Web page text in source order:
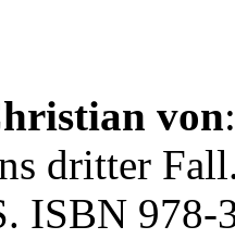
von
dritter
ISBN 978-